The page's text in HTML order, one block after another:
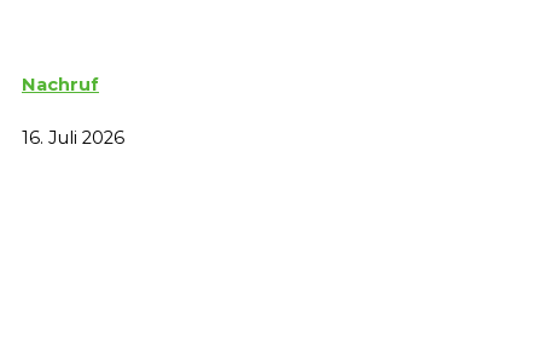
Nachruf
16. Juli 2026